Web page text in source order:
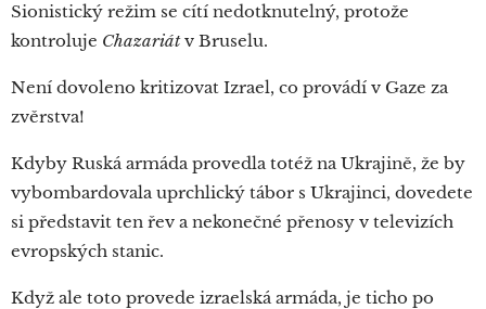
Sionistický režim se cítí nedotknutelný, protože
kontroluje Chazariátv Bruselu.
Není dovoleno kritizovat Izrael, co provádí v Gaze za
zvěrstva!
Kdyby Ruská armáda provedla totéž na Ukrajině, že by
vybombardovala uprchlický tábor s Ukrajinci, dovedete
si představit ten řev a nekonečné přenosy v televizích
evropských stanic.
Když ale toto provede izraelská armáda, je ticho po